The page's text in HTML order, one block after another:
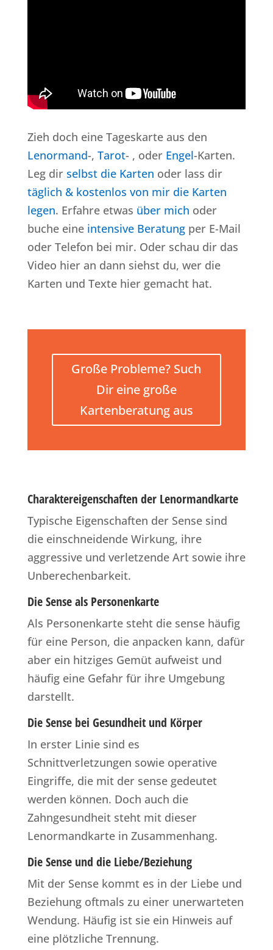
Zieh doch eine Tageskarte aus den
Lenormand-, Tarot- , oder Engel-Karten.
Leg dir selbst die Karten oder lass dir
täglich & kostenlos von mir die Karten
legen. Erfahre etwas über mich oder
buche eine intensive Beratungper E-Mail
oder Telefon bei mir. Oder schau dir das
Video hier an dann siehst du, wer die
Karten und Texte hier gemacht hat.
Große Probleme? Such
Dir eine große
Kartenberatung aus
Charaktereigenschaften der Lenormandkarte
Typische Eigenschaften der Sense sind
die einschneidende Wirkung, ihre
aggressive und verletzende Art sowie ihre
Unberechenbarkeit.
Die Sense als Personenkarte
Als Personenkarte steht die sense häufig
für eine Person, die anpacken kann, dafür
aber ein hitziges Gemüt aufweist und
häufig eine Gefahr für ihre Umgebung
darstellt.
Die Sense bei Gesundheit und Körper
In erster Linie sind es
Schnittverletzungen sowie operative
Eingriffe, die mit der sense gedeutet
werden können. Doch auch die
Zahngesundheit steht mit dieser
Lenormandkarte in Zusammenhang.
Die Sense und die Liebe/Beziehung
Mit der Sense kommt es in der Liebe und
Beziehung oftmals zu einer unerwarteten
Wendung. Häufig ist sie ein Hinweis auf
eine plötzliche Trennung.